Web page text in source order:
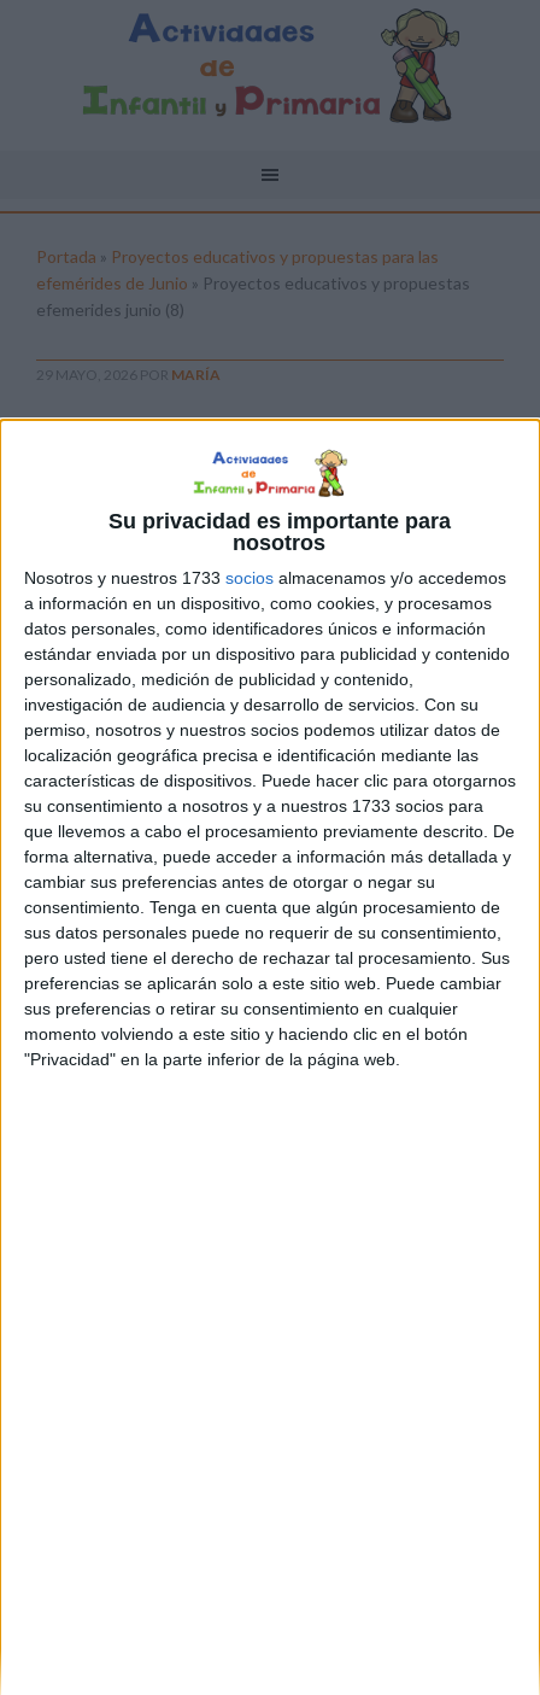
Su privacidad es importante para
nosotros
Nosotros y nuestros 1733 socios almacenamos y/o accedemos
a información en un dispositivo, como cookies, y procesamos
datos personales, como identificadores únicos e información
estándar enviada por un dispositivo para publicidad y contenido
personalizado, medición de publicidad y contenido,
investigación de audiencia y desarrollo de servicios. Con su
permiso, nosotros y nuestros socios podemos utilizar datos de
localización geográfica precisa e identificación mediante las
características de dispositivos. Puede hacer clic para otorgarnos
su consentimiento a nosotros y a nuestros 1733 socios para
que llevemos a cabo el procesamiento previamente descrito. De
forma alternativa, puede acceder a información más detallada y
cambiar sus preferencias antes de otorgar o negar su
consentimiento. Tenga en cuenta que algún procesamiento de
sus datos personales puede no requerir de su consentimiento,
pero usted tiene el derecho de rechazar tal procesamiento. Sus
preferencias se aplicarán solo a este sitio web. Puede cambiar
sus preferencias o retirar su consentimiento en cualquier
momento volviendo a este sitio y haciendo clic en el botón
"Privacidad" en la parte inferior de la página web.
Portada » Proyectos educativos y propuestas para las
efemérides de Junio » Proyectos educativos y propuestas
efemerides junio (8)
29 MAYO, 2026 POR MARÍA
efemerides junio (8)
Pulsa sobre el enlace para descargar el